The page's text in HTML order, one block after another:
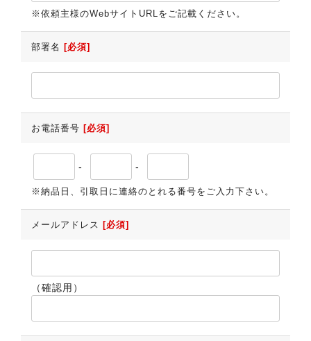
※依頼主様のWebサイトURLをご記載ください。
部署名 [必須]
お電話番号 [必須]
- -
※納品日、引取日に連絡のとれる番号をご入力下さい。
メールアドレス [必須]
（確認用）